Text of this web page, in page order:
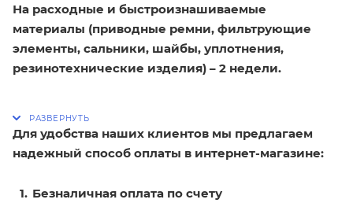
На расходные и быстроизнашиваемые
материалы (приводные ремни, фильтрующие
элементы, сальники, шайбы, уплотнения,
резинотехнические изделия) – 2 недели.
Для удобства наших клиентов мы предлагаем
надежный способ оплаты в интернет-магазине:
Безналичная оплата по счету